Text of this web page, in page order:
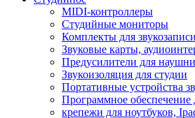
MIDI-контроллеры
Студийные мониторы
Комплекты для звукозаписи
Звуковые карты,
Предусилители для
Звукоизоляция для студии
Портативные устройства
Программное обеспечение
крепежи для ноутбуков,